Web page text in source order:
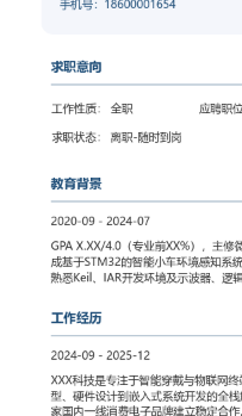
性别: 男年龄: 26学历: 本科
邮箱:
求职意向
求职状态: 离职-随时到岗
工作经历
2024-09 -2025-12